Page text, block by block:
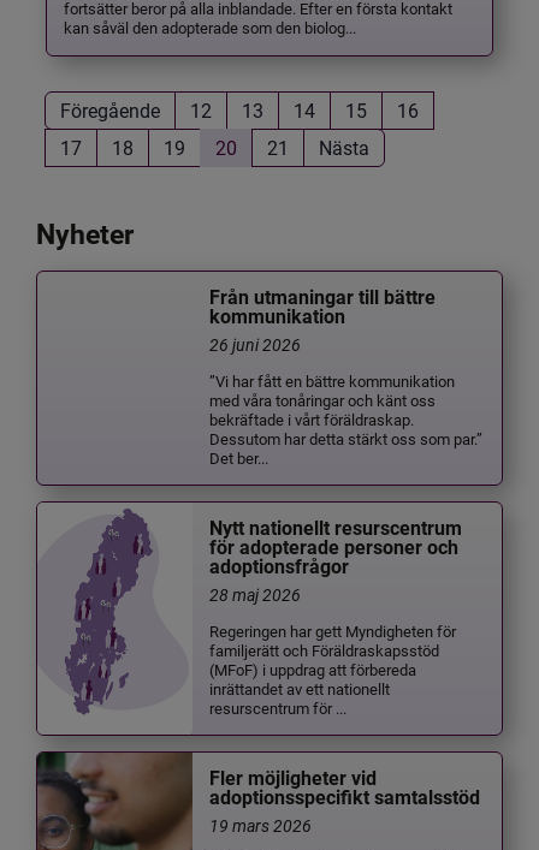
fortsätter beror på alla inblandade. Efter en första kontakt
kan såväl den adopterade som den biolog...
Föregående 12 13 14 15
16
17
18 19 20 21 Nästa
Nyheter
Från utmaningar till bättre
kommunikation
26 juni 2026
”Vi har fått en bättre kommunikation
med våra tonåringar och känt oss
bekräftade i vårt föräldraskap.
Dessutom har detta stärkt oss som par.”
Det ber...
Nytt nationellt resurscentrum
för adopterade personer och
adoptionsfrågor
28 maj 2026
Regeringen har gett Myndigheten för
familjerätt och Föräldraskapsstöd
(MFoF) i uppdrag att förbereda
inrättandet av ett nationellt
resurscentrum för ...
Fler möjligheter vid
adoptionsspecifikt samtalsstöd
19 mars 2026